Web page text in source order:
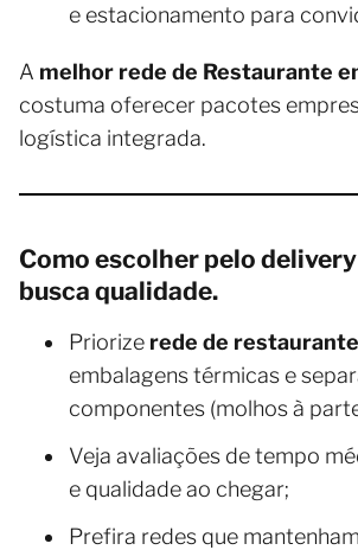
e estacionamento para
A melhor rede de Restaurante
costuma oferecer pacotes
logística integrada.
Como escolher pelo
busca qualidade.
Priorize rede de restaurante
embalagens térmicas e
componentes (molhos à
Veja avaliações de tempo
e qualidade ao chegar;
Prefira redes que